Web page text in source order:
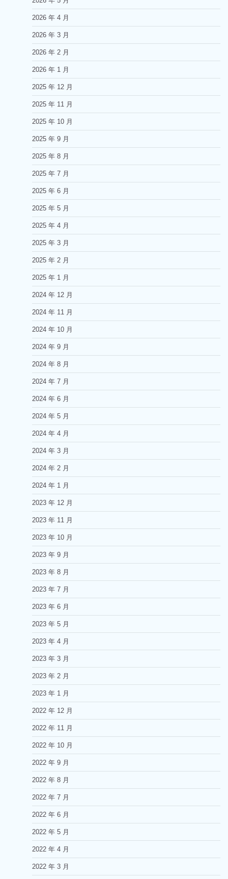
2026 年 4 月
2026 年 3 月
2026 年 2 月
2026 年 1 月
2025 年 12 月
2025 年 11 月
2025 年 10 月
2025 年 9 月
2025 年 8 月
2025 年 7 月
2025 年 6 月
2025 年 5 月
2025 年 4 月
2025 年 3 月
2025 年 2 月
2025 年 1 月
2024 年 12 月
2024 年 11 月
2024 年 10 月
2024 年 9 月
2024 年 8 月
2024 年 7 月
2024 年 6 月
2024 年 5 月
2024 年 4 月
2024 年 3 月
2024 年 2 月
2024 年 1 月
2023 年 12 月
2023 年 11 月
2023 年 10 月
2023 年 9 月
2023 年 8 月
2023 年 7 月
2023 年 6 月
2023 年 5 月
2023 年 4 月
2023 年 3 月
2023 年 2 月
2023 年 1 月
2022 年 12 月
2022 年 11 月
2022 年 10 月
2022 年 9 月
2022 年 8 月
2022 年 7 月
2022 年 6 月
2022 年 5 月
2022 年 4 月
2022 年 3 月